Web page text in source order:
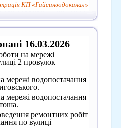
КП «Гайсинводоканал»
16.03.2026
на мережі
2 провулок
мережі водопостачання
мережі водопостачання
ремонтних робіт
по вулиці